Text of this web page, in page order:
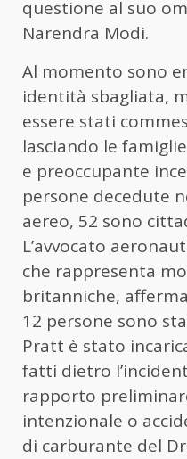
questione al suo
Narendra Modi.
Al momento sono
identità sbagliata,
essere stati
lasciando le
e preoccupante
persone decedute
aereo, 52 sono
L’avvocato
che rappresenta
britanniche,
12 persone sono
Pratt è stato
fatti dietro
rapporto
intenzionale o
di carburante del